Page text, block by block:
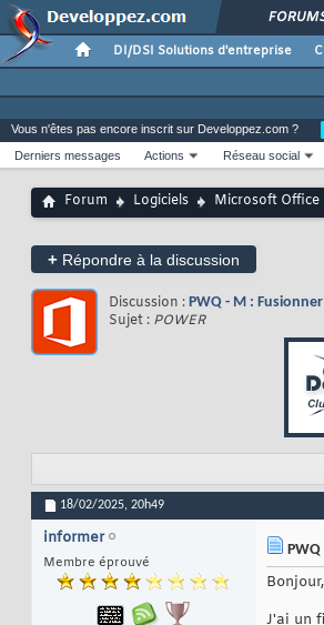
DI/DSI Solutions d'entreprise
Vous n'êtes pas encore inscrit sur Developpez.com ?
Derniers messages
Actions Réseau social
Forum Logiciels Microsoft Office
+ Répondre à la discussion
Discussion : PWQ - M :
Sujet : POWER
18/02/2025, 20h49
informer
Membre éprouvé
Bonjour,
J'ai un